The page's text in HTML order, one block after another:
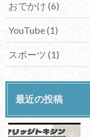
おでかけ (6)
YouTube(1)
スポーツ (1)
最近の投稿